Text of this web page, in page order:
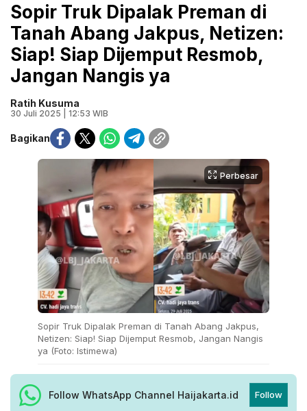
Sopir Truk Dipalak Preman di
Tanah Abang Jakpus, Netizen:
Siap! Siap Dijemput Resmob,
Jangan Nangis ya
Ratih Kusuma
30 Juli 2025 | 12:53 WIB
Bagikan
Perbesar
Sopir Truk Dipalak Preman di Tanah Abang Jakpus,
Netizen: Siap! Siap Dijemput Resmob, Jangan Nangis
ya (Foto: Istimewa)
Follow WhatsApp Channel Haijakarta.id Follow